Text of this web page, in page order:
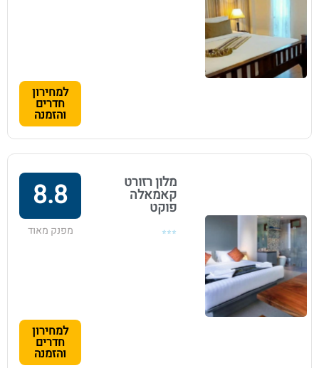
למחירון
חדרים
והזמנה
מלון רזורט
קאמאלה
פוקט
⭐⭐⭐
8.8
מפנק מאוד
למחירון
חדרים
והזמנה